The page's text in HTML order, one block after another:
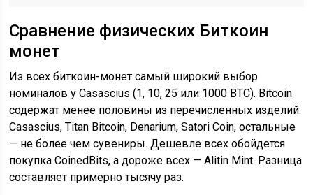
Сравнение физических Биткоин
монет
Из всех биткоин-монет самый широкий выбор
номиналов у Casascius (1, 10, 25 или 1000 BTC). Bitcoin
содержат менее половины из перечисленных изделий:
Casascius, Titan Bitcoin, Denarium, Satori Coin, остальные
— не более чем сувениры. Дешевле всех обойдется
покупка CoinedBits, а дороже всех — Alitin Mint. Разница
составляет примерно тысячу раз.